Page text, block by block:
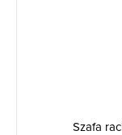
Szafa